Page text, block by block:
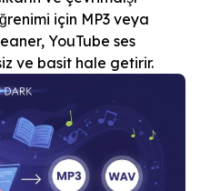
için MP3 veya
YouTube ses
ve basit hale getirir.